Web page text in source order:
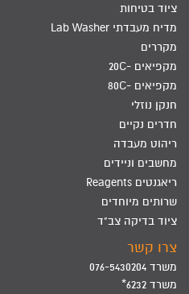
ציוד בטיחות
מדיח מעבדתי Lab Washer
מקררים
מקפיאים -20C
מקפיאים -80C
חנקן נוזלי
חדרים נקיים
ריהוט מעבדה
מחשבים וניידים
ריאגנטים Reagents
שרותים מיוחדים
ציוד בדיקה צב"ד
צרו קשר
משרד 076-5430204
משרד 6232*